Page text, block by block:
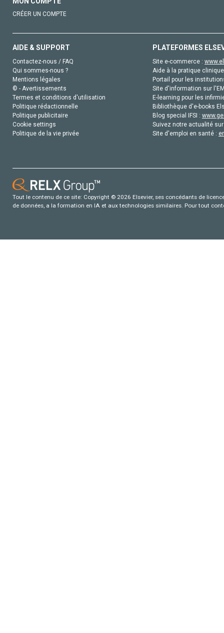
CRÉER UN COMPTE
AIDE & SUPPORT
Contactez-nous / FAQ
Qui sommes-nous ?
Mentions légales
© - Avertissements
Termes et conditions d'utilisation
Politique rédactionnelle
Politique publicitaire
Cookie settings
Politique de la vie privée
PLATEFORMES
Site e-commerce :
Aide à la pratique
Portail pour les
Site d'information sur
E-learning pour les
Bibliothèque d'e-books
Blog special IFSI :
Suivez notre actualité
Site d'emploi en santé :
Tout le contenu de ce site: Copyright © 2026 Elsevier, ses concédants de
de données, a la formation en IA et aux technologies similaires. Pour tout